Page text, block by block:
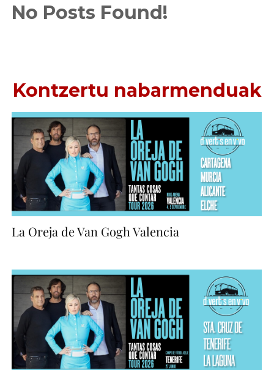
No Posts Found!
Kontzertu nabarmenduak
La Oreja de Van Gogh Valencia